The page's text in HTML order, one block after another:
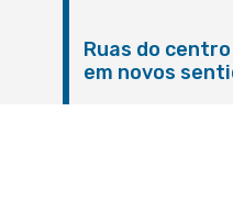
Ruas do
em novos